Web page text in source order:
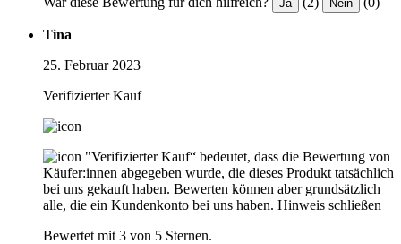
Ja Nein
Tina
25. Februar 2023
Verifizierter Kauf
"Verifizierter Kauf“ bedeutet, dass die Bewertung von
Käufer:innen abgegeben wurde, die dieses Produkt tatsächlich
bei uns gekauft haben. Bewerten können aber grundsätzlich
alle, die ein Kundenkonto bei uns haben. Hinweis schließen
Bewertet mit 3 von 5 Sternen.